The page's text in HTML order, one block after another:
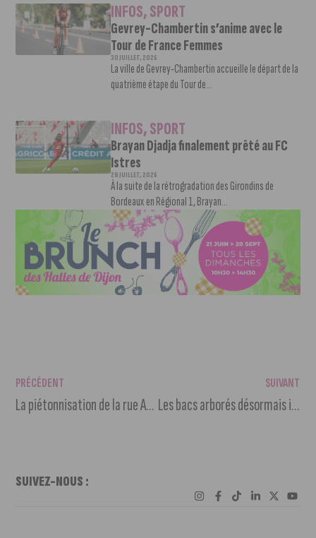
INFOS,SPORT
Gevrey-Chambertin s’anime avec le
Tour de France Femmes
30 JUILLET, 2026
La ville de Gevrey-Chambertin accueille le départ de la
quatrième étape du Tour de...
INFOS,SPORT
Brayan Djadja finalement prêté au FC
Istres
28 JUILLET, 2026
À la suite de la rétrogradation des Girondins de
Bordeaux en Régional 1, Brayan...
PRÉCÉDENT
La piétonnisation de la rue Auguste-Comte se précise
SUIVANT
Les bacs arborés désormais installés rue de la Liberté
SUIVEZ-NOUS :